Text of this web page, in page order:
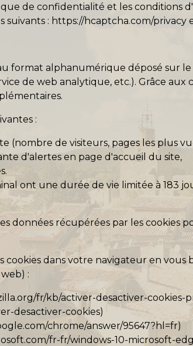
de confidentialité et les conditions
suivants : https://hcaptcha.com/privacy
format alphanumérique déposé sur
de web analytique, etc.). Grâce
:
(nombre de visiteurs, pages les plus
d'alertes en page d'accueil du site,
ont une durée de vie limitée à 183
données récupérées par les cookies
cookies dans votre navigateur en vous
:
fr/kb/activer-desactiver-cookies-
desactiver-cookies)
chrome/answer/95647?hl=fr)
fr-fr/windows-10-microsoft-